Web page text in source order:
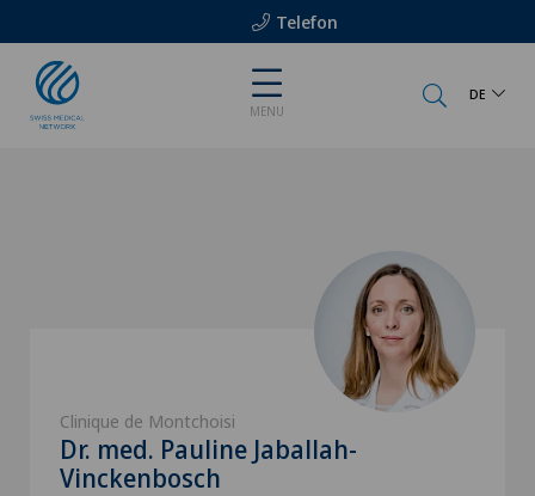
Telefon
MENU
DE
Clinique de Montchoisi
Dr. med. Pauline Jaballah-
Vinckenbosch